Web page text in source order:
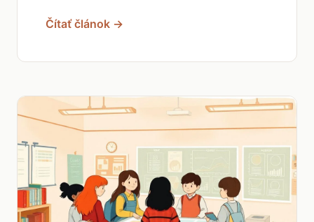
Čítať článok →